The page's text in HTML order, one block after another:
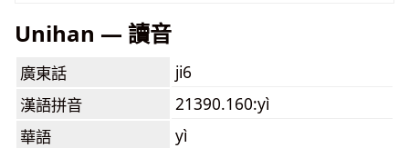
Unihan — 讀音
廣東話
ji6
漢語拼音
21390.160:yì
華語
yì